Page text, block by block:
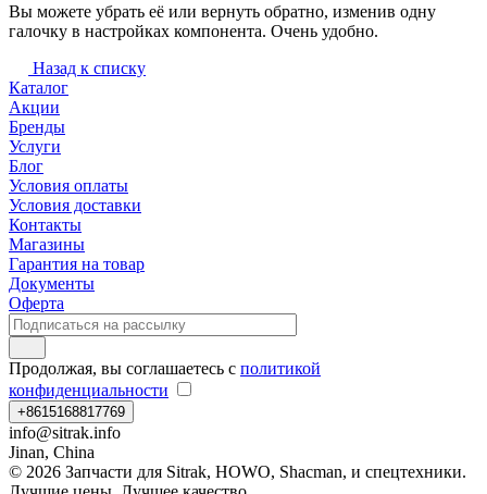
Вы можете убрать её или вернуть обратно, изменив одну
галочку в настройках компонента. Очень удобно.
Назад к списку
Каталог
Акции
Бренды
Услуги
Блог
Условия оплаты
Условия доставки
Контакты
Магазины
Гарантия на товар
Документы
Оферта
Продолжая, вы соглашаетесь с политикой
конфиденциальности
+8615168817769
info@sitrak.info
Jinan, China
© 2026 Запчасти для Sitrak, HOWO, Shacman, и спецтехники.